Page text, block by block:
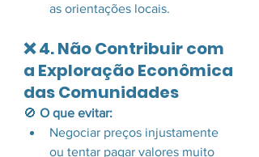
as orientações locais.
❌ 4. Não Contribuir com
a Exploração Econômica
das Comunidades
🚫 O que evitar:
Negociar preços injustamente
ou tentar pagar valores muito